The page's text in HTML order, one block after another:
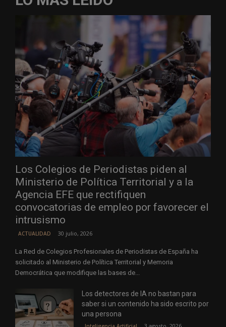
Los Colegios de Periodistas piden al
Ministerio de Política Territorial y a la
Agencia EFE que rectifiquen
convocatorias de empleo por favorecer el
intrusismo
ACTUALIDAD 30 julio, 2026
La Red de Colegios Profesionales de Periodistas de España ha
solicitado al Ministerio de Política Territorial y Memoria
Democrática que modifique las bases de...
Los detectores de IA no bastan para
saber si un contenido ha sido escrito por
una persona